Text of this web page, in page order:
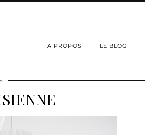
A PROPOS LE BLOG